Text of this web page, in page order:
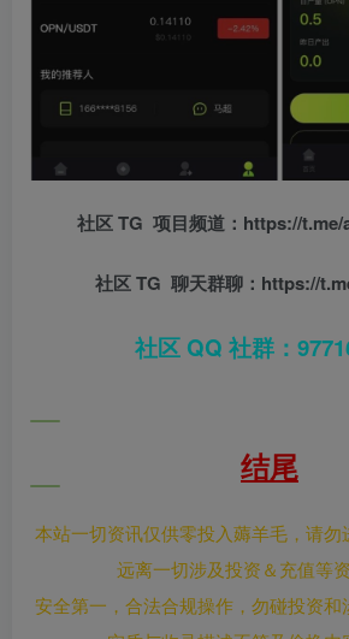
社区 TG 项目频道：https://t.me/
社区 TG 聊天群聊：https://
社区 QQ 社群：
结尾
本站一切资讯仅供零投入薅羊毛，请勿
远离一切涉及投资＆充值等资
安全第一，合法合规操作，勿碰投资和